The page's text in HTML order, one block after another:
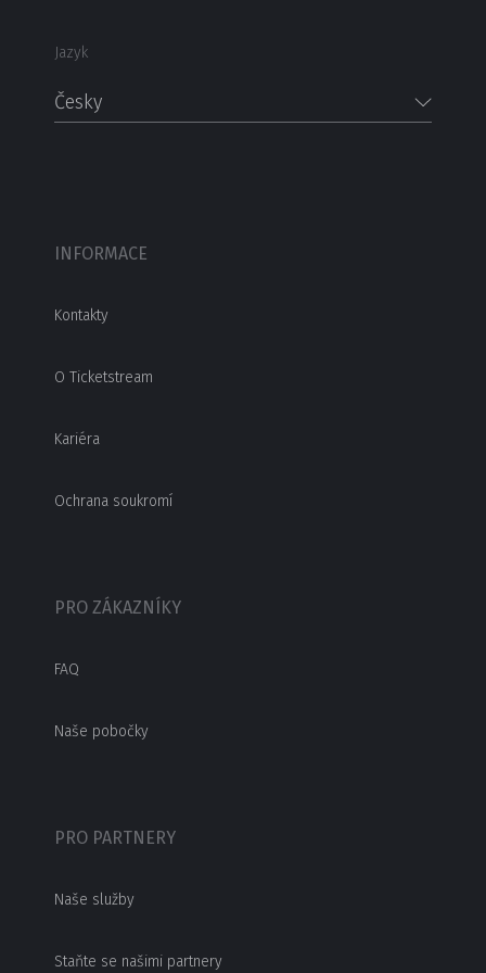
Jazyk
Česky
INFORMACE
Kontakty
O Ticketstream
Kariéra
Ochrana soukromí
PRO ZÁKAZNÍKY
FAQ
Naše pobočky
PRO PARTNERY
Naše služby
Staňte se našimi partnery